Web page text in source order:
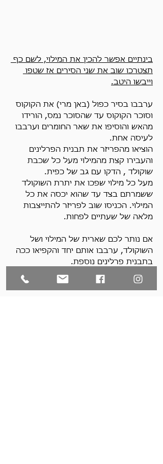
בינתיים אפשר להכין את המילוי, לשם כף
תצטרכו שוב את שני הסירים אז שטפו
וייבשו היטב.
ערבבו בסיר כפול (באן מרי) את הקוקוס
וסוכר הקוקוס עד שהסוכר נמס, הורידו
מהאש והוסיפו את שאר החומרים וערבבו
לעיסה אחת.
הוציאו מהפריזר את תבנית הפרלינים
והעבירו קצת מהמילוי מעל כל שכבת
שוקולד , הדקו עם גב של כפית.
מעל כל מילוי שפכו את יתרת השוקולד
ששמרתם בצד עד שהוא יכסה את כל
המילוי. הכניסו שוב לפריזר להתייצבות
מלאה של שעתיים לפחות.
אם נותר לכם שארית של המילוי ושל
השוקולד, ערבבו אותם יחד והקפיאו ככה
בתבנית פרלינים נוספת.
השוקולד יצא פשוט אלוהי.